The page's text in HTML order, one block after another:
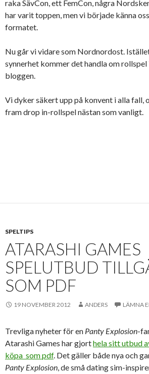
raka SävCon, ett FemCon, några
har varit toppen, men vi började känna
formatet.
Nu går vi vidare som Nordnordost.
synnerhet kommer det handla om rollspel
bloggen.
Vi dyker säkert upp på konvent i alla fall,
fram drop in-rollspel nästan som vanligt.
SPELTIPS
ATARASHI GAMES
SPELUTBUD
SOM PDF
19 NOVEMBER 2012 ANDERS LÄMNA
Trevliga nyheter för en Panty Explosion-
Atarashi Games har gjorthela sitt utbud
köpa som pdf. Det gäller både nya och
Panty Explosion, de små dating sim-